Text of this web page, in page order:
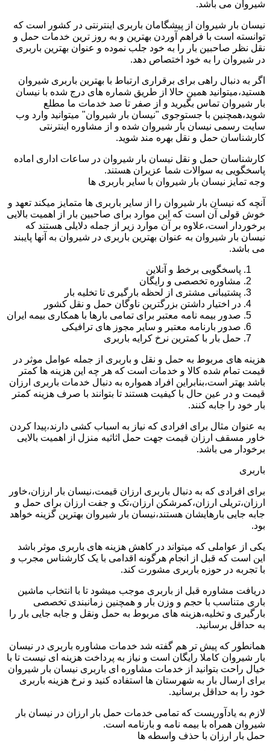
شیروان می باشد.
نیسان بار شیروان از پیشگامان باربری اینترنتی در کشور است که
توانسته است با فراهم آوردن بهترین و به روز ترین خدمات حمل و
نقل نظر صاحبین بار را به خود جلب نموده و عنوان بهترین باربری
در شیروان را به خود اختصاص دهد.
اگر به دنبال راهی برای برقراری ارتباط با بهترین باربری شیروان
هستید،میتوانید همین حالا از طریق شماره های درج شده با نیسان
بار شیروان تماس بگیرید و از صفر تا صد خدمات ما مطلع
شوید،همچنین با جستوجوی "نیسان بار شیروان" میتوانید وارد وب
سایت رسمی نیسان بار شیروان شده و از مشاوره اینترنتی
کارشناسان حمل و نقل بهره مند شوید.
کارشناسان حمل و نقل نیسان بار شیروان در ساعات اداری اماده
پاسخگویی به سوالات شما عزیران هستند.
وجه تمایز نیسان بار شیروان با سایر باربری ها
آنچه که نیسان بار شیروان را از سایر باربری ها متمایز میکند تعهد و
خوش قولی آن است که این موارد برای صاحبین بار از اهمیت بالایی
برخوردار است،علاوه بر آن موارد زیر از جمله دلایلی هستند که
نیسان بار شیروان به عنوان بهترین باربری در شیروان به آنها پایبند
می باشد.
پاسخگویی برخط و آنلاین
مشاوره تخصصی و رایگان
پشتیبانی مشتری از لحظه بارگیری تا تخلیه بار
در اختیار داشتن بزرگترین ناوگان حمل و نقل کشور
صدور بیمه نامه معتبر برای تمامی بارها با همکاری بیمه ایران
صدور بارنامه معتبر و سایر مجوز های ترافیکی
حمل بار با کمترین نرخ کرایه باربری
هزینه های مربوط به حمل و نقل و باربری از جمله عوامل موثر در
قیمت تمام شده کالا و خدمات است که هر چه این هزینه ها کمتر
باشد بهتر است،بنابراین افراد همواره به دنبال خدمات باربری ارزان
قیمت و در عین حال با کیفیت هستند تا بتوانند با صرف هزینه کمتر
بار خود را جابه کنند.
به عنوان مثال برای افرادی که نیاز به اسباب کشی دارند،پیدا کردن
خاور مسقف ارزان قیمت جهت حمل اثاثیه منزل از اهمیت بالایی
برخودار می باشد.
باربری
برای افرادی که به دنبال باربری ارزان قیمت،نیسان بار ارزان،خاور
ارزان،تریلی ارزان،کمرشکن ارزان،تک و جفت ارزان برای حمل و
جابه جایی بارهایشان هستند،نیسان بار شیروان بهترین گزینه خواهد
بود.
یکی از عواملی که میتواند در کاهش هزینه های باربری موثر باشد
این است که قبل از انجام هرگونه اقدامی با یک کارشناس مجرب و
با تجربه در حوزه باربری مشورت کند.
دریافت مشاوره قبل از باربری موجب میشود تا با انتخاب ماشین
باری متناسب با حجم و وزن بار و همچنین زمانبندی تخصصی
بارگیری و تخلیه،هزینه های مربوط به حمل ونقل و جابه جایی بار را
به حداقل برسانید.
همانطور که پیش تر هم گفته شد خدمات مشاوره باربری در نیسان
بار شیروان کاملا رایگان است و نیاز به پرداخت هزینه ای نیست تا با
خیال راحت بتوانید از خدمات مشاوره ای باربری نیسان بار شیروان
برای ارسال بار به شهرستان ها استفاده کنید و نرخ هزینه باربری
خود را به حداقل برسانید.
لازم به یادآوریست که تمامی خدمات حمل بار ارزان در نیسان بار
شیروان همراه با بیمه نامه و بارنامه است.
حمل بار ارزان با حذف واسطه ها